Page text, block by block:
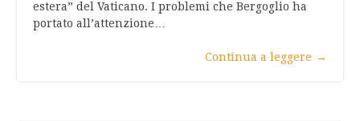
estera” del Vaticano. I problemi che Bergoglio ha
portato all’attenzione…
Continua a leggere →